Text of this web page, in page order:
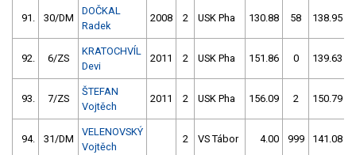
91. 30/DM
DOČKAL
Radek
2008 2 USK Pha 130.88 58 138.95
92. 6/ZS
KRATOCHVÍL
Devi
2011 2 USK Pha 151.86 0 139.63
93. 7/ZS
ŠTEFAN
Vojtěch
2011 2 USK Pha 156.09 2 150.79
94. 31/DM
VELENOVSKÝ
Vojtěch
2 VS Tábor 4.00 999 141.08